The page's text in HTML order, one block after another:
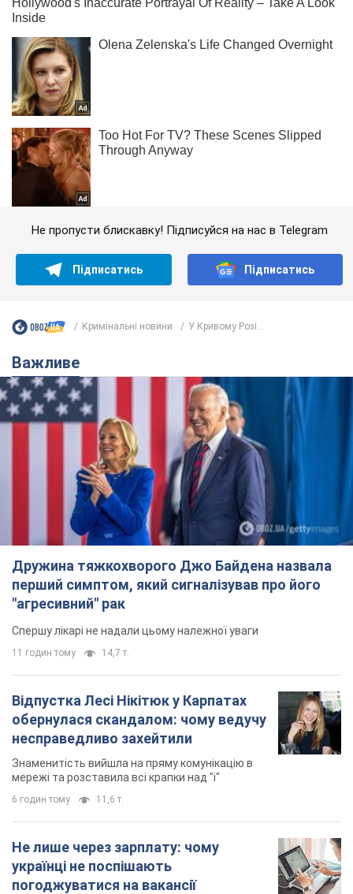
Не пропусти блискавку! Підписуйся на нас в Telegram
Підписатись Підписатись
Кримінальні новини У Кривому Розі...
Важливе
Дружина тяжкохворого Джо Байдена назвала
перший симптом, який сигналізував про його
"агресивний" рак
Спершу лікарі не надали цьому належної уваги
11 годин тому 14,7 т.
Відпустка Лесі Нікітюк у Карпатах
обернулася скандалом: чому ведучу
несправедливо захейтили
Знаменитість вийшла на пряму комунікацію в
мережі та розставила всі крапки над "і"
6 годин тому 11,6 т.
Не лише через зарплату: чому
українці не поспішають
погоджуватися на вакансії